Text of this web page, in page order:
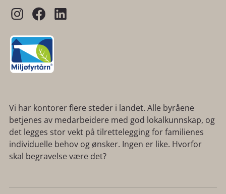
Vi har kontorer flere steder i landet. Alle byråene
betjenes av medarbeidere med god lokalkunnskap, og
det legges stor vekt på tilrettelegging for familienes
individuelle behov og ønsker. Ingen er like. Hvorfor
skal begravelse være det?